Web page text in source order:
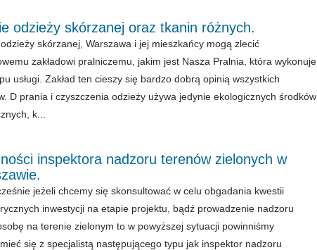
odzieży skórzanej oraz tkanin różnych.
skórzanej, Warszawa i jej mieszkańcy mogą zlecić
zakładowi pralniczemu, jakim jest Nasza Pralnia, która wykonuje
usługi. Zakład ten cieszy się bardzo dobrą opinią wszystkich
D prania i czyszczenia odzieży używa jedynie ekologicznych środków
k...
inspektora nadzoru terenów zielonych w
jeżeli chcemy się skonsultować w celu obgadania kwestii
inwestycji na etapie projektu, bądź prowadzenie nadzoru
na terenie zielonym to w powyższej sytuacji powinniśmy
się z specjalistą następującego typu jak inspektor nadzoru